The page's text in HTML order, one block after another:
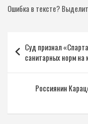
Ошибка в тексте?
по
записям
Суд признал
санитарных норм
Россиянин